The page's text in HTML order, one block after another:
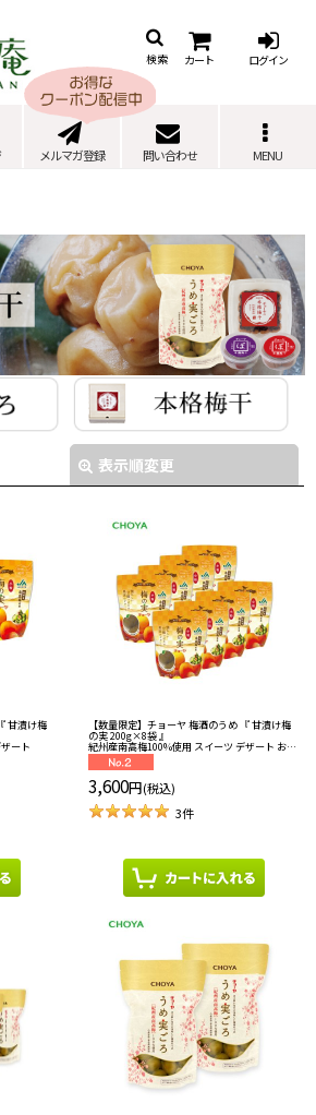
検索 カート ログイン
メルマガ登録 問い合わせ MENU
表示順変更
甘漬け梅
ート
【数量限定】チョーヤ 梅酒のうめ 『 甘漬け梅
の実 200g×8袋 』
紀州産南高梅100%使用 スイーツ デザート お
得！
3,600円(税込)
3件